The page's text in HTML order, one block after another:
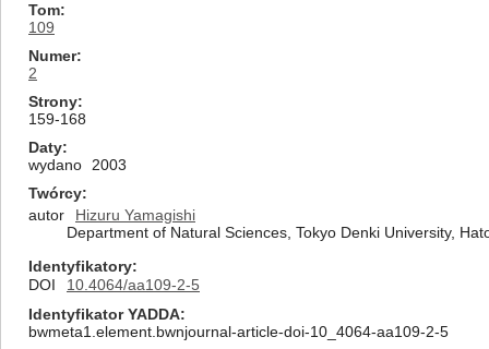
Tom
109
Numer
2
Strony
159-168
Daty
wydano
2003
Twórcy
autor
Hizuru Yamagishi
Department of Natural Sciences, Tokyo Denki University,
Identyfikatory
DOI
10.4064/aa109-2-5
Identyfikator YADDA
bwmeta1.element.bwnjournal-article-doi-10_4064-aa109-2-5